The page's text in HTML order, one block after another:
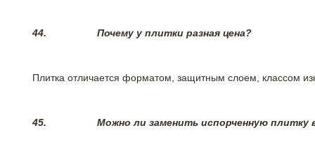
44. Почему у плитки разная цена?
Плитка отличается форматом, защитным слоем, классом
45. Можно ли заменить испорченную плитку